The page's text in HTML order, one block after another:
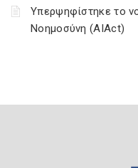
Υπερψηφίστηκε το
Νοημοσύνη (AIAct)